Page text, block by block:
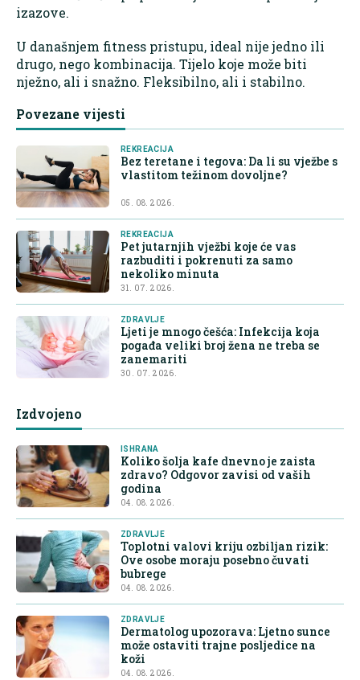
izazove.
U današnjem fitness pristupu, ideal nije jedno ili
drugo, nego kombinacija. Tijelo koje može biti
nježno, ali i snažno. Fleksibilno, ali i stabilno.
Povezane vijesti
REKREACIJA
Bez teretane i tegova: Da li su vježbe s
vlastitom težinom dovoljne?
05. 08. 2026.
REKREACIJA
Pet jutarnjih vježbi koje će vas
razbuditi i pokrenuti za samo
nekoliko minuta
31. 07. 2026.
ZDRAVLJE
Ljeti je mnogo češća: Infekcija koja
pogađa veliki broj žena ne treba se
zanemariti
30. 07. 2026.
Izdvojeno
ISHRANA
Koliko šolja kafe dnevno je zaista
zdravo? Odgovor zavisi od vaših
godina
04. 08. 2026.
ZDRAVLJE
Toplotni valovi kriju ozbiljan rizik:
Ove osobe moraju posebno čuvati
bubrege
04. 08. 2026.
ZDRAVLJE
Dermatolog upozorava: Ljetno sunce
može ostaviti trajne posljedice na
koži
04. 08. 2026.